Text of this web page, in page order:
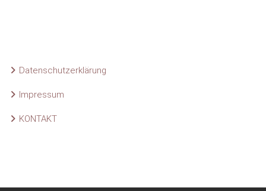
Datenschutzerklärung
Impressum
KONTAKT